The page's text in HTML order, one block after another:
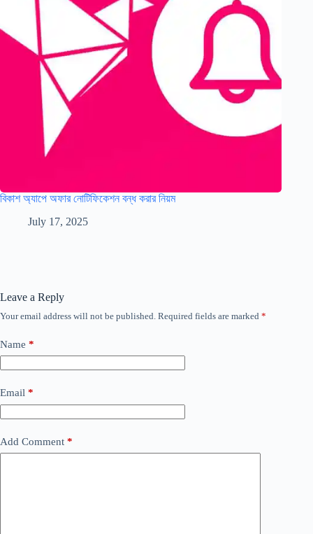
বিকাশ অ্যাপে অফার নোটিফিকেশন বন্ধ করার নিয়ম
July 17, 2025
Leave a Reply
Your email address will not be published. Required fields are marked *
Name *
Email *
Add Comment *